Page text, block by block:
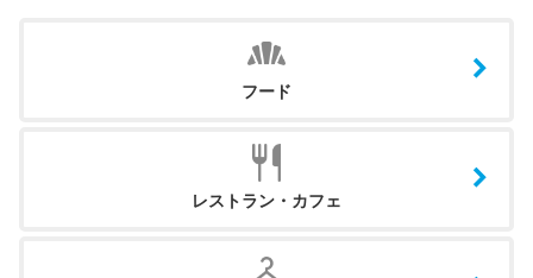
フード
レストラン・カフェ